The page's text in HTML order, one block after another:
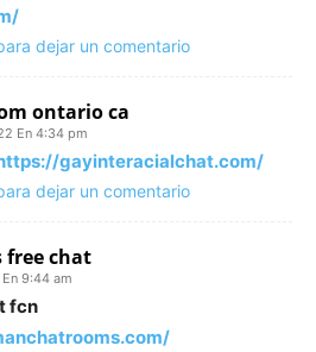
dejar un comentario
ontario ca
En 4:34 pm
gayinteracialchat.com/
dejar un comentario
free chat
9:44 am
fcn